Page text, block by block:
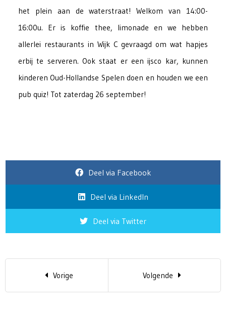
het plein aan de waterstraat! Welkom van 14:00-
16:00u. Er is koffie thee, limonade en we hebben
allerlei restaurants in Wijk C gevraagd om wat hapjes
erbij te serveren. Ook staat er een ijsco kar, kunnen
kinderen Oud-Hollandse Spelen doen en houden we een
pub quiz! Tot zaterdag 26 september!
Deel via Facebook
Deel via LinkedIn
Deel via Twitter
Vorige Volgende